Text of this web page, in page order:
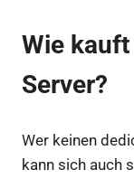
Wie
Server?
Wer keinen
kann sich auch